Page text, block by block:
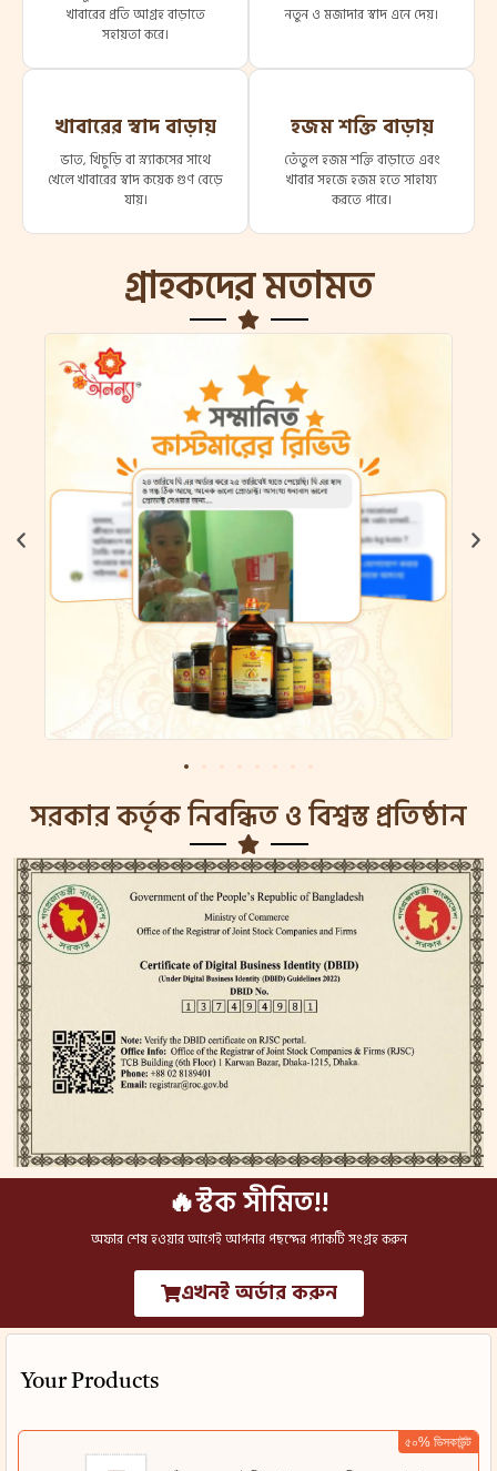
খাবারের প্রতি আগ্রহ বাড়াতে
সহায়তা করে।
নতুন ও মজাদার স্বাদ এনে দেয়।
খাবারের স্বাদ বাড়ায়
ভাত, খিচুড়ি বা স্ন্যাকসের সাথে
খেলে খাবারের স্বাদ কয়েক গুণ বেড়ে
যায়।
হজম শক্তি বাড়ায়
তেঁতুল হজম শক্তি বাড়াতে এবং
খাবার সহজে হজম হতে সাহায্য
করতে পারে।
গ্রাহকদের মতামত
সরকার কর্তৃক নিবন্ধিত ও বিশ্বস্ত প্রতিষ্ঠান
🔥স্টক সীমিত!!
অফার শেষ হওয়ার আগেই আপনার পছন্দের প্যাকটি সংগ্রহ করুন
এখনই অর্ডার করুন
Your Products
৫০% ডিসকাউন্ট